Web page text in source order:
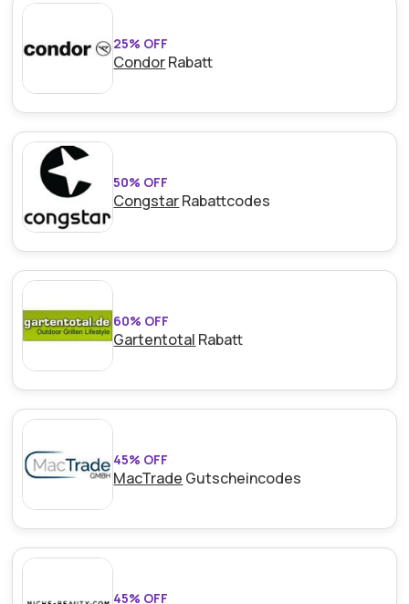
25% OFF
CondorRabatt
50% OFF
CongstarRabattcodes
60% OFF
Gartentotal Rabatt
45% OFF
MacTrade Gutscheincodes
45% OFF